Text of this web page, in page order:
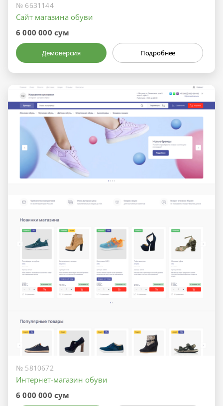
№ 6631144
Сайт магазина обуви
6 000 000 сум
Демоверсия Подробнее
№ 5810672
Интернет-магазин обуви
6 000 000 сум